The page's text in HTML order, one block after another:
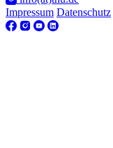
Impressum Datenschutz